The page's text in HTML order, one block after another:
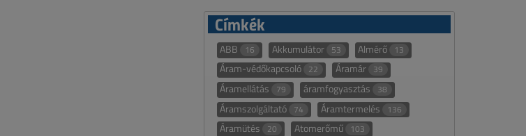
Címkék
ABB 16 Akkumulátor 53 Almérő 13
Áram-védőkapcsoló 22 Áramár 39
Áramellátás 79 áramfogyasztás 38
Áramszolgáltató 74 Áramtermelés 136
Áramütés 20 Atomerőmű 103